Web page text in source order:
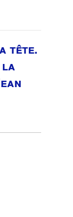
tête.
la